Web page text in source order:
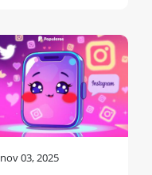
nov 03, 2025